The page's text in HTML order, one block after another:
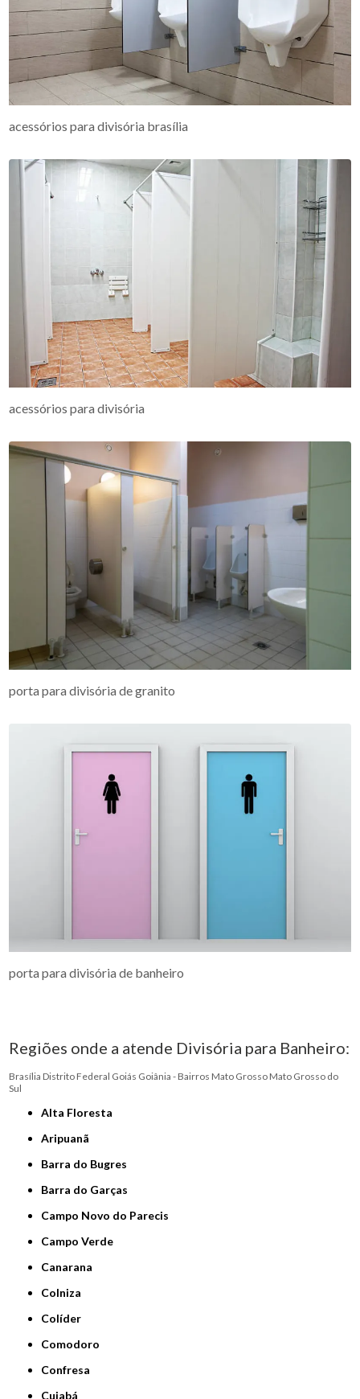
acessórios para divisória brasília
acessórios para divisória
porta para divisória de granito
porta para divisória de banheiro
Regiões onde a atende Divisória para Banheiro:
Brasília Distrito Federal Goiás Goiânia - Bairros Mato Grosso Mato Grosso do
Sul
Alta Floresta
Aripuanã
Barra do Bugres
Barra do Garças
Campo Novo do Parecis
Campo Verde
Canarana
Colniza
Colíder
Comodoro
Confresa
Cuiabá